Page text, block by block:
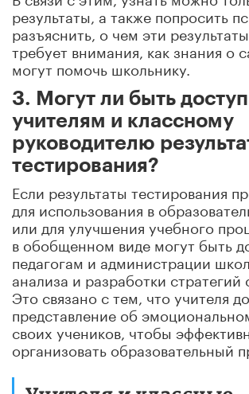
результаты, а также попросить
разъяснить, о чем эти
требует внимания, как знания о
могут помочь школьнику.
3. Могут ли быть
учителям и классному
руководителю
тестирования?
Если результаты тестирования
для использования в
или для улучшения учебного
в обобщенном виде могут быть
педагогам и администрации
анализа и разработки стратегий
Это связано с тем, что учителя
представление об
своих учеников, чтобы
организовать образовательный